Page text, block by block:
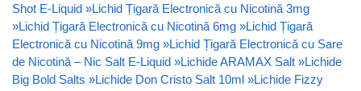
Shot E-Liquid »Lichid Țigară Electronică cu Nicotină 3mg
»Lichid Țigară Electronică cu Nicotină 6mg »Lichid Țigară
Electronică cu Nicotină 9mg »Lichid Țigară Electronică cu Sare
de Nicotină – Nic Salt E-Liquid »Lichide ARAMAX Salt »Lichide
Big Bold Salts »Lichide Don Cristo Salt 10ml »Lichide Fizzy